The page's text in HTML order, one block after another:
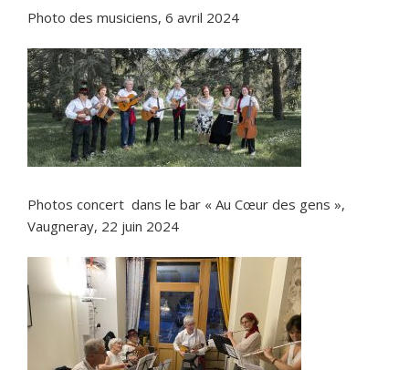
Photo des musiciens, 6 avril 2024
Photos concert dans le bar « Au Cœur des gens »,
Vaugneray, 22 juin 2024